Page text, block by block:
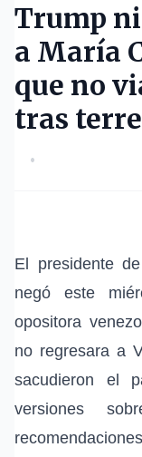
Trump
a María
que no
tras
•
El presidente
negó este
opositora
no regresara a
sacudieron el
versiones